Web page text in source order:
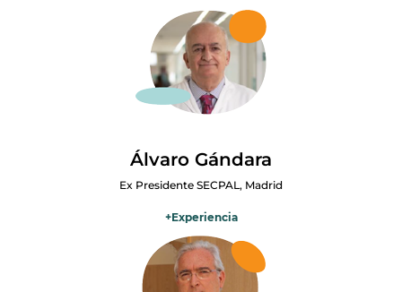
cuidados paliativos junto al pionero Jesús Viguria, poniendo en
marcha el primer equipo domiciliario en Navarra. Ha sido
coordinador del programa regional de Extremadura, director
médico del Hospital Centro de Cuidados Laguna y presidente de
SECPAL. Participó en la Estrategia Nacional de Cuidados Paliativos.
Actualmente es médico adjunto en el Hospital San Juan de Dios de
subdirector de Medicina Paliativa.
Álvaro Gándara
Ex Presidente SECPAL, Madrid
+Experiencia
Médico especializado en cuidados paliativos, con Máster en
Medicina Paliativa por la Universidad Autónoma de Madrid y
Máster en Bioética y Biojurídica por la Universidad Rey Juan Carlos.